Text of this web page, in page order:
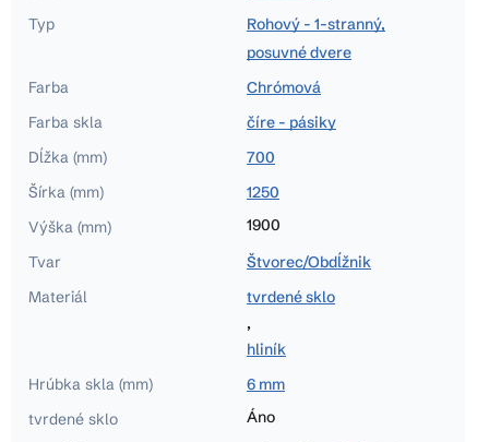
Typ
Rohový - 1-stranný,
posuvné dvere
Farba
Chrómová
Farba skla
číre - pásiky
Dĺžka (mm)
700
Šírka (mm)
1250
Výška (mm)
1900
Tvar
Štvorec/Obdĺžnik
Materiál
tvrdené sklo
,
hliník
Hrúbka skla (mm)
6 mm
tvrdené sklo
Áno